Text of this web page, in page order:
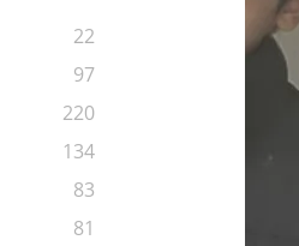
22
97
220
134
83
81